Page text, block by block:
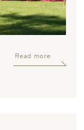
Read more